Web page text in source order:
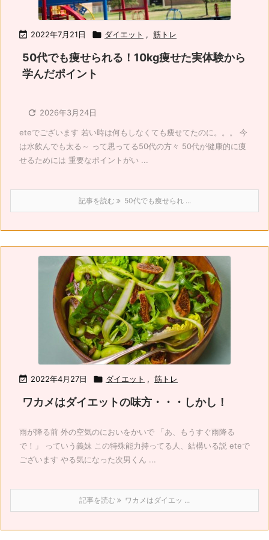
 2022年7月21日  ダイエット , 筋トレ
50代でも痩せられる！10kg痩せた実体験から
学んだポイント
 2026年3月24日
eteでございます 若い時は何もしなくても痩せてたのに。。。 今
は水飲んでも太る～ って思ってる50代の方々 50代が健康的に痩
せるためには 重要なポイントがい ...
記事を読む 50代でも痩せられ ...
 2022年4月27日  ダイエット , 筋トレ
ワカメはダイエットの味方・・・しかし！
雨が降る前 外の空気のにおいをかいで 「あ、もうすぐ雨降る
で！」 っていう義妹 この特殊能力持ってる人、結構いる説 eteで
ございます やる気になった次男くん ...
記事を読む ワカメはダイエッ ...